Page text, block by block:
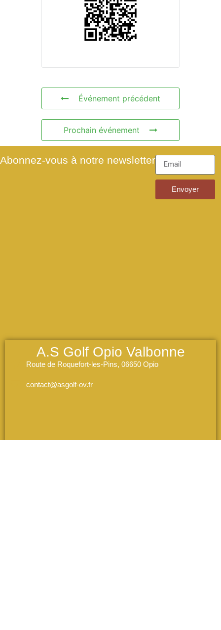
Événement précédent
Prochain événement
Abonnez-vous à notre newsletter
Envoyer
A.S Golf Opio Valbonne
Route de Roquefort-les-Pins, 06650 Opio
contact@asgolf-ov.fr